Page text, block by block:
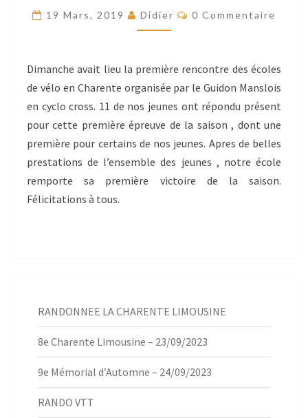
DE
LUXE
19 Mars, 2019 Didier Commentaires
0 Commentaire
Dimanche avait lieu la première rencontre des écoles
de vélo en Charente organisée par le Guidon Manslois
en cyclo cross. 11 de nos jeunes ont répondu présent
pour cette première épreuve de la saison , dont une
première pour certains de nos jeunes. Apres de belles
prestations de l’ensemble des jeunes , notre école
remporte sa première victoire de la saison.
Félicitations à tous.
RANDONNEE LA CHARENTE LIMOUSINE
8e Charente Limousine – 23/09/2023
9e Mémorial d’Automne – 24/09/2023
RANDO VTT